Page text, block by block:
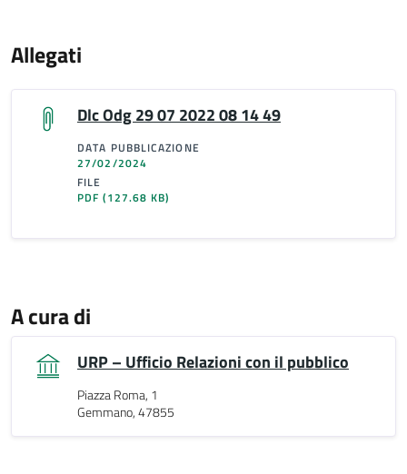
Allegati
Dlc Odg 29 07 2022 08 14 49
DATA PUBBLICAZIONE
27/02/2024
FILE
PDF(127.68 KB)
A cura di
URP – Ufficio Relazioni con il pubblico
Piazza Roma, 1
Gemmano, 47855